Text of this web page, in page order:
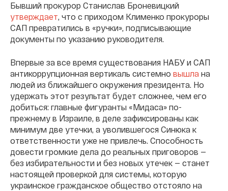
Бывший прокурор Станислав Броневицкий
утверждает, что с приходом Клименко прокуроры
САП превратились в «ручки», подписывающие
документы по указанию руководителя.
Впервые за все время существования НАБУ и САП
антикоррупционная вертикаль системно вышла на
людей из ближайшего окружения президента. Но
удержать этот результат будет сложнее, чем его
добиться: главные фигуранты «Мидаса» по-
прежнему в Израиле, в деле зафиксированы как
минимум две утечки, а уволившегося Синюка к
ответственности уже не привлечь. Способность
довести громкие дела до реальных приговоров —
без избирательности и без новых утечек — станет
настоящей проверкой для системы, которую
украинское гражданское общество отстояло на